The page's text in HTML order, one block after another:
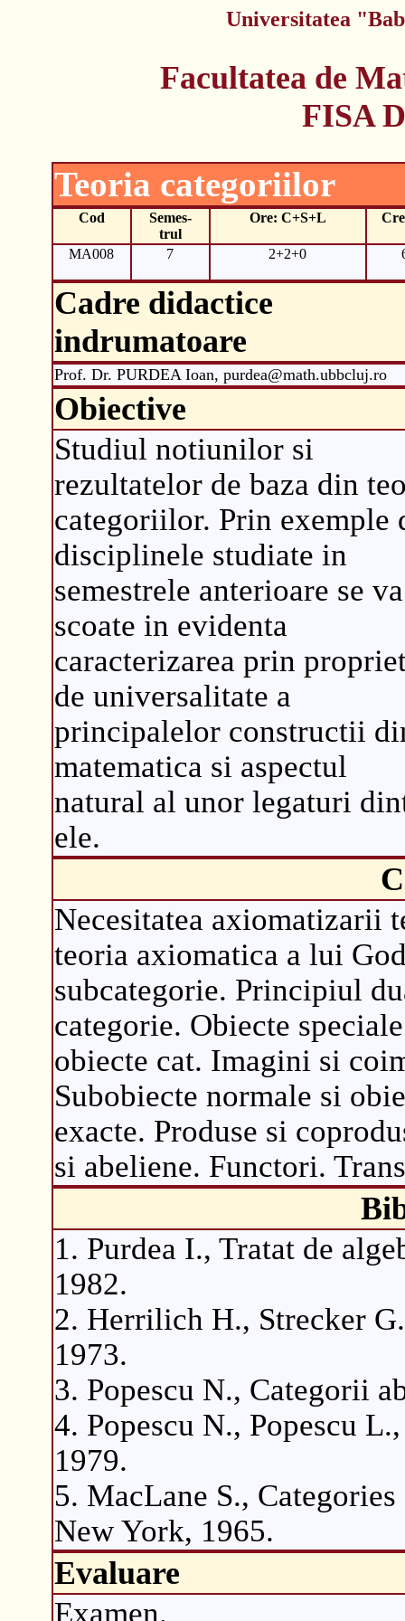
Universitatea
Facultatea de
FISA
Teoria categoriilor
Cod
Semes-
trul
Ore: C+S+L
MA008 7 2+2+0
Cadre didactice
indrumatoare
Prof. Dr. PURDEA Ioan, purdea@math.ubbcluj.ro
Obiective
Studiul notiunilor si
rezultatelor de baza din
categoriilor. Prin exemple
disciplinele studiate in
semestrele anterioare se va
scoate in evidenta
caracterizarea prin
de universalitate a
principalelor constructii
matematica si aspectul
natural al unor legaturi
ele.
Necesitatea axiomatizarii
teoria axiomatica a lui
subcategorie. Principiul
categorie. Obiecte
obiecte cat. Imagini si
Subobiecte normale si
exacte. Produse si
si abeliene. Functori.
1. Purdea I., Tratat de
1982.
2. Herrilich H., Strecker
1973.
3. Popescu N., Categorii
4. Popescu N., Popescu
1979.
5. MacLane S.,
New York, 1965.
Evaluare
Examen.